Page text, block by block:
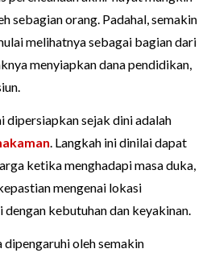
sebagian orang. Padahal, semakin
melihatnya sebagai bagian dari
menyiapkan dana pendidikan,
dipersiapkan sejak dini adalah
. Langkah ini dinilai dapat
ketika menghadapi masa duka,
mengenai lokasi
dengan kebutuhan dan keyakinan.
dipengaruhi oleh semakin